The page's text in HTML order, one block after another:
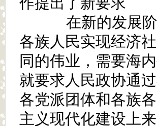
在新的发展阶
各族人民实现经济
同的伟业，需要海
就要求人民政协通
各党派团体和各族
主义现代化建设上